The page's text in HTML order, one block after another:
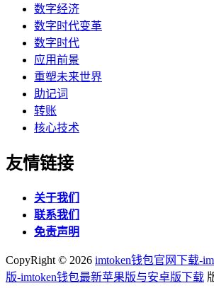
数字经济
数字时代变革
数字时代
应用前景
重塑未来世界
助记词
转账
核心技术
友情链接
关于我们
联系我们
免责声明
CopyRight © 2026 imtoken钱包官网下载-
版-imtoken钱包最新苹果版与安卓版下载